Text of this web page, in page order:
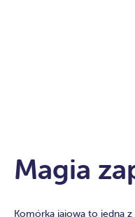
Magia
Komórka jajowa to jedna